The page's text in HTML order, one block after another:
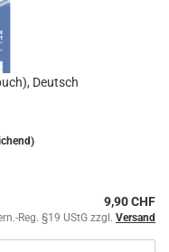
Deutsch
9,90 CHF
Reg. §19 UStG zzgl. Versand